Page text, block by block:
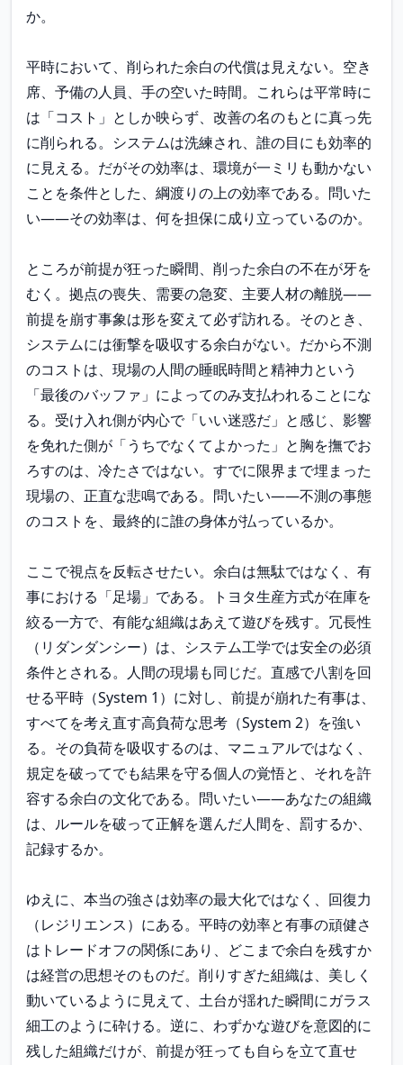
か。
平時において、削られた余白の代償は見えない。空き
席、予備の人員、手の空いた時間。これらは平常時に
は「コスト」としか映らず、改善の名のもとに真っ先
に削られる。システムは洗練され、誰の目にも効率的
に見える。だがその効率は、環境が一ミリも動かない
ことを条件とした、綱渡りの上の効率である。問いた
い——その効率は、何を担保に成り立っているのか。
ところが前提が狂った瞬間、削った余白の不在が牙を
むく。拠点の喪失、需要の急変、主要人材の離脱——
前提を崩す事象は形を変えて必ず訪れる。そのとき、
システムには衝撃を吸収する余白がない。だから不測
のコストは、現場の人間の睡眠時間と精神力という
「最後のバッファ」によってのみ支払われることにな
る。受け入れ側が内心で「いい迷惑だ」と感じ、影響
を免れた側が「うちでなくてよかった」と胸を撫でお
ろすのは、冷たさではない。すでに限界まで埋まった
現場の、正直な悲鳴である。問いたい——不測の事態
のコストを、最終的に誰の身体が払っているか。
ここで視点を反転させたい。余白は無駄ではなく、有
事における「足場」である。トヨタ生産方式が在庫を
絞る一方で、有能な組織はあえて遊びを残す。冗長性
（リダンダンシー）は、システム工学では安全の必須
条件とされる。人間の現場も同じだ。直感で八割を回
せる平時（System 1）に対し、前提が崩れた有事は、
すべてを考え直す高負荷な思考（System 2）を強い
る。その負荷を吸収するのは、マニュアルではなく、
規定を破ってでも結果を守る個人の覚悟と、それを許
容する余白の文化である。問いたい——あなたの組織
は、ルールを破って正解を選んだ人間を、罰するか、
記録するか。
ゆえに、本当の強さは効率の最大化ではなく、回復力
（レジリエンス）にある。平時の効率と有事の頑健さ
はトレードオフの関係にあり、どこまで余白を残すか
は経営の思想そのものだ。削りすぎた組織は、美しく
動いているように見えて、土台が揺れた瞬間にガラス
細工のように砕ける。逆に、わずかな遊びを意図的に
残した組織だけが、前提が狂っても自らを立て直せ